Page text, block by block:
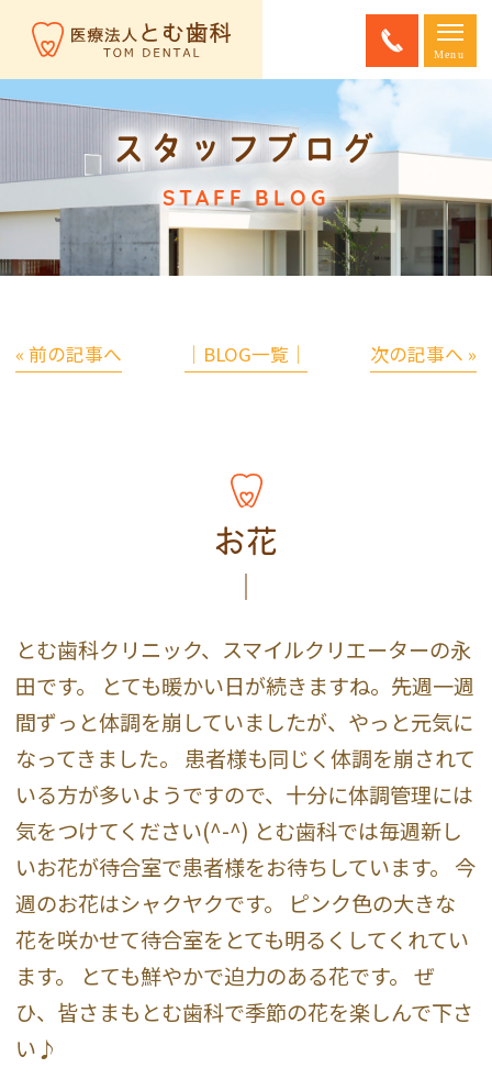
スタッフブログ
STAFF BLOG
« 前の記事へ │BLOG一覧│ 次の記事へ »
お花
とむ歯科クリニック、スマイルクリエーターの永
田です。 とても暖かい日が続きますね。先週一週
間ずっと体調を崩していましたが、やっと元気に
なってきました。 患者様も同じく体調を崩されて
いる方が多いようですので、十分に体調管理には
気をつけてください(^-^) とむ歯科では毎週新し
いお花が待合室で患者様をお待ちしています。 今
週のお花はシャクヤクです。 ピンク色の大きな
花を咲かせて待合室をとても明るくしてくれてい
ます。 とても鮮やかで迫力のある花です。 ぜ
ひ、皆さまもとむ歯科で季節の花を楽しんで下さ
い♪